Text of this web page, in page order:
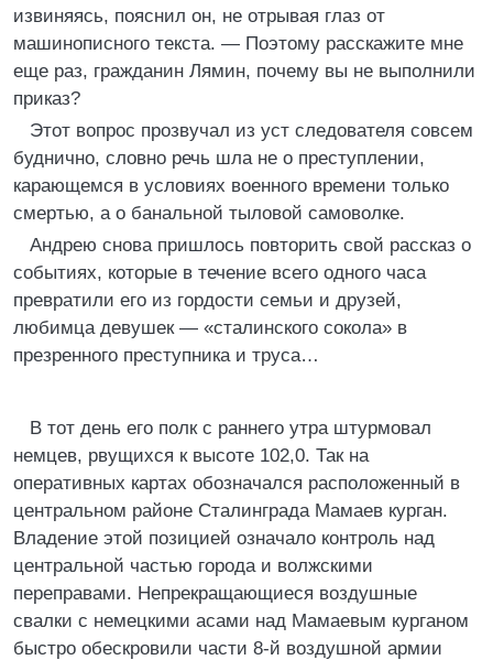
извиняясь, пояснил он, не отрывая глаз от
машинописного текста. — Поэтому расскажите мне
еще раз, гражданин Лямин, почему вы не выполнили
приказ?
Этот вопрос прозвучал из уст следователя совсем
буднично, словно речь шла не о преступлении,
карающемся в условиях военного времени только
смертью, а о банальной тыловой самоволке.
Андрею снова пришлось повторить свой рассказ о
событиях, которые в течение всего одного часа
превратили его из гордости семьи и друзей,
любимца девушек — «сталинского сокола» в
презренного преступника и труса…
В тот день его полк с раннего утра штурмовал
немцев, рвущихся к высоте 102,0. Так на
оперативных картах обозначался расположенный в
центральном районе Сталинграда Мамаев курган.
Владение этой позицией означало контроль над
центральной частью города и волжскими
переправами. Непрекращающиеся воздушные
свалки с немецкими асами над Мамаевым курганом
быстро обескровили части 8-й воздушной армии